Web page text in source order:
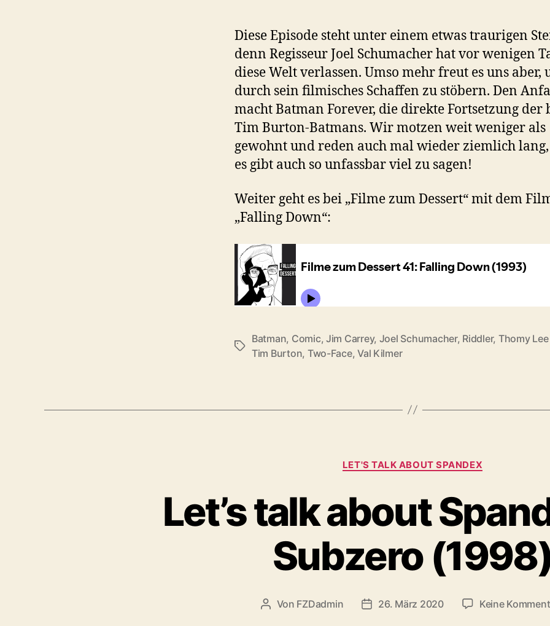
Diese Episode steht unter einem etwas traurigen
denn Regisseur Joel Schumacher hat vor wenigen
diese Welt verlassen. Umso mehr freut es uns aber,
durch sein filmisches Schaffen zu stöbern. Den
macht Batman Forever, die direkte Fortsetzung der
Tim Burton-Batmans. Wir motzen weit weniger als
gewohnt und reden auch mal wieder ziemlich
es gibt auch so unfassbar viel zu sagen!
Weiter geht es bei „Filme zum Dessert“ mit dem
„Falling Down“:
Schlagwörter
Batman, Comic, Jim Carrey, Joel Schumacher, Riddler, Thomy
Tim Burton, Two-Face,Val Kilmer
Kategorien
LET'S TALK ABOUT SPANDEX
Let’s talk about
Subzero
Beitragsautor
Von FZDadmin Veröffentlichungsdatum
26. März 2020 Keine